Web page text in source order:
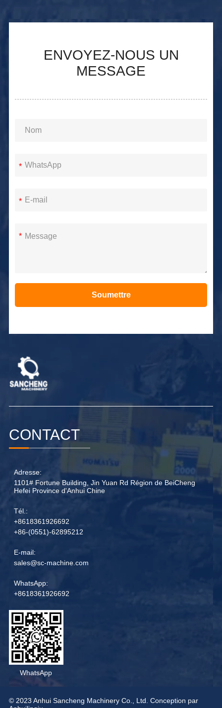
CONTACT
Adresse:
1101# Fortune Building, Jin Yuan Rd Région de BeiCheng
Hefei Province d'Anhui Chine
Tél.:
+8618361926692
+86-(0551)-62895212
E-mail:
sales@sc-machine.com
WhatsApp:
+8618361926692
WhatsApp
ENVOYEZ-NOUS UN
MESSAGE
*
*
*
Soumettre
© 2023 Anhui Sancheng Machinery Co., Ltd. Conception par